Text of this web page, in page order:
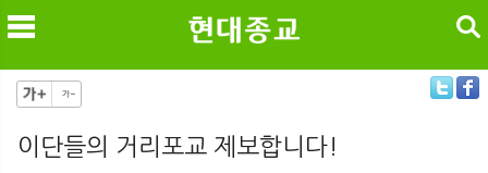
검색
이단들의 거리포교 제보합니다!